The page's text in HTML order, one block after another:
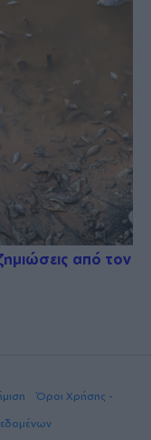
από τον
Όροι Χρήσης -